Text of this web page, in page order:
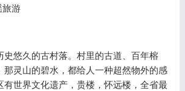
旅游
史悠久的古村落。村里的古道、百年榕
那灵山的碧水，都给人一种超然物外的感
有世界文化遗产，贵楼，怀远楼，全省最